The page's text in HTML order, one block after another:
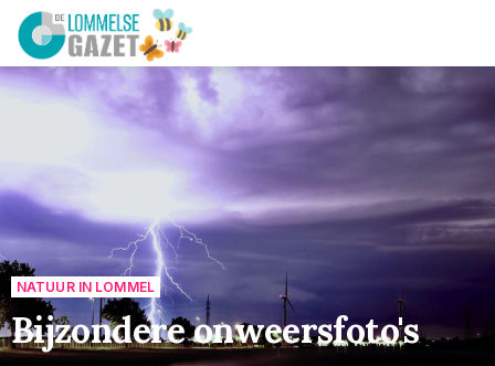
NATUUR IN LOMMEL
Bijzondere onweersfoto's